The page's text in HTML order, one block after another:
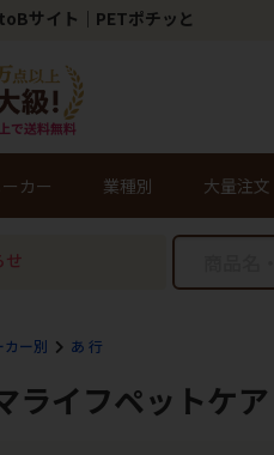
サイト｜PETポチッと
カー 業種別 大量注文
せ
カー別 あ 行
ライフペットケ